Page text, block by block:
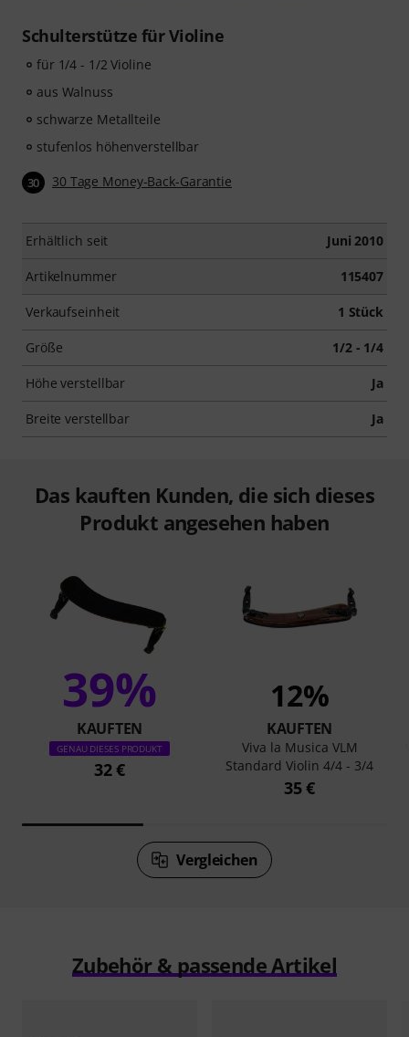
Schulterstütze für Violine
für 1/4 - 1/2 Violine
aus Walnuss
schwarze Metallteile
stufenlos höhenverstellbar
30 30 Tage Money-Back-Garantie
Erhältlich seit Juni 2010
Artikelnummer 115407
Verkaufseinheit 1 Stück
Größe 1/2 - 1/4
Höhe verstellbar Ja
Breite verstellbar Ja
Das kauften Kunden, die sich dieses
Produkt angesehen haben
39%
KAUFTEN
GENAU DIESES PRODUKT
32 €
12%
KAUFTEN
Viva la Musica VLM
Standard Violin 4/4 - 3/4
35 €
Vergleichen
Zubehör & passende Artikel